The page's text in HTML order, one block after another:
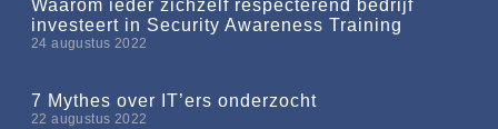
Waarom ieder zichzelf respecterend bedrijf
investeert in Security Awareness Training
24 augustus 2022
7 Mythes over IT’ers onderzocht
22 augustus 2022